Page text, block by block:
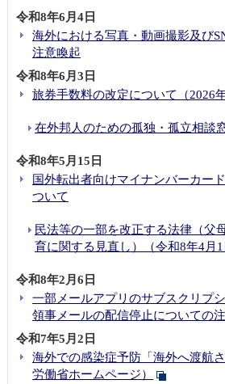
令和8年6月4日
海外における写真・動画撮影及び
注意喚起
令和8年6月3日
旅券手数料の改定について（2026
在外邦人のための孤独・孤立相談
令和8年5月15日
国外転出者向けマイナンバーカー
ついて
民法等の一部を改正する法律（父
育に関する見直し）（令和8年4月1
令和8年2月6日
一部メールアプリのサブスクリプ
領事メールの配信停止についての
令和7年5月2日
海外での感染症予防「海外へ渡航
労働省ホームページ）